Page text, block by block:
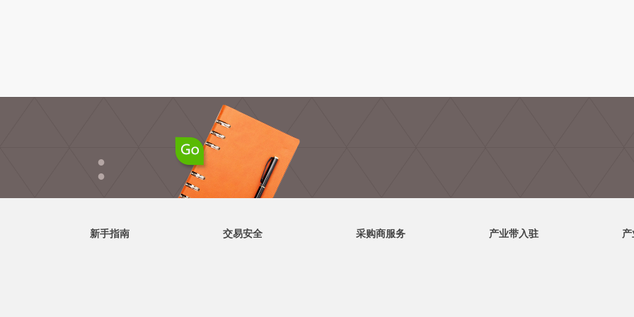
●
●
新手指南 交易安全 采购商服务 产业带入驻